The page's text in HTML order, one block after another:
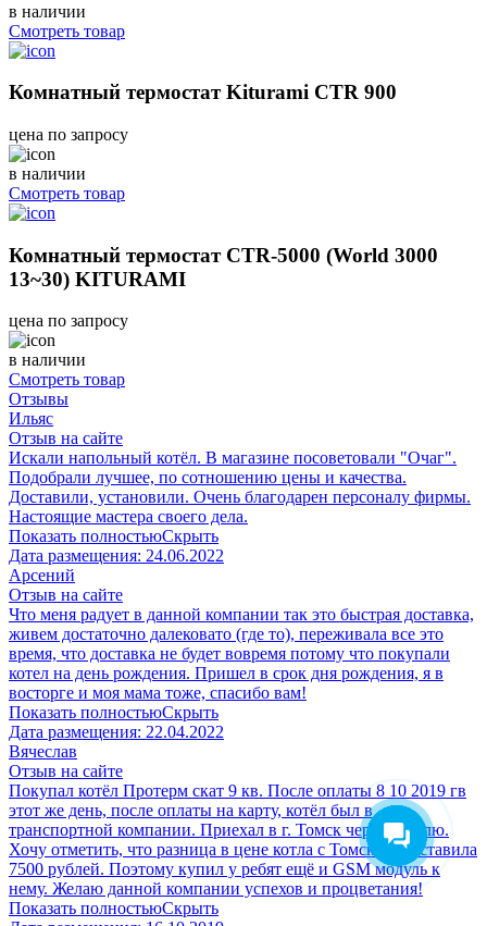
в наличии
Смотреть товар
Комнатный термостат Kiturami CTR 900
цена по запросу
в наличии
Смотреть товар
Комнатный термостат CTR-5000 (World 3000
13~30) KITURAMI
цена по запросу
в наличии
Смотреть товар
Отзывы
Ильяс
Отзыв на сайте
Искали напольный котёл. В магазине посоветовали "Очаг".
Подобрали лучшее, по сотношению цены и качества.
Доставили, установили. Очень благодарен персоналу фирмы.
Настоящие мастера своего дела.
Показать полностьюСкрыть
Дата размещения: 24.06.2022
Арсений
Отзыв на сайте
Что меня радует в данной компании так это быстрая доставка,
живем достаточно далековато (где то), переживала все это
время, что доставка не будет вовремя потому что покупали
котел на день рождения. Пришел в срок дня рождения, я в
восторге и моя мама тоже, спасибо вам!
Показать полностьюСкрыть
Дата размещения: 22.04.2022
Вячеслав
Отзыв на сайте
Покупал котёл Протерм скат 9 кв. После оплаты 8 10 2019 гв
этот же день, после оплаты на карту, котёл был в
транспортной компании. Приехал в г. Томск через неделю.
Хочу отметить, что разница в цене котла с Томск ом составила
7500 рублей. Поэтому купил у ребят ещё и GSM модуль к
нему. Желаю данной компании успехов и процветания!
Показать полностьюСкрыть